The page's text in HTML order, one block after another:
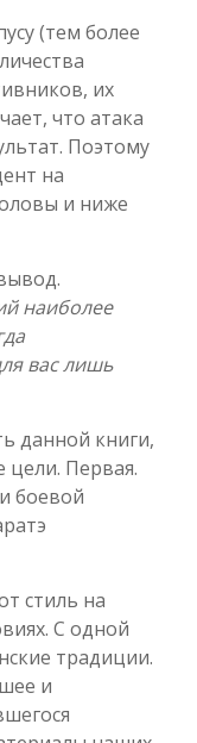
(тем более
их
что атака
Поэтому
на
и ниже
наиболее
вас лишь
данной книги,
Первая.
боевой
стиль на
С одной
традиции.
и